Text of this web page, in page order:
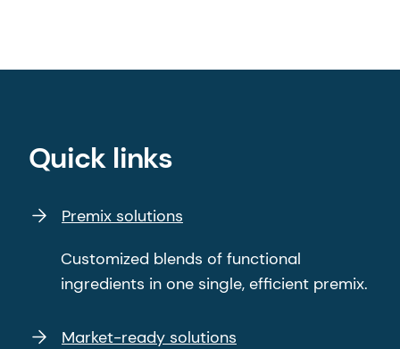
Quick links
Premix solutions
Customized blends of functional
ingredients in one single, efficient premix.
Market-ready solutions